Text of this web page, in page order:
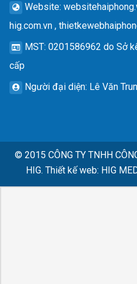
Website:
hig.com.vn ,
MST: 0201586962 do Sở
cấp
Người đại diện: Lê Văn
© 2015 CÔNG TY TNHH
HIG. Thiết kế web: HIG